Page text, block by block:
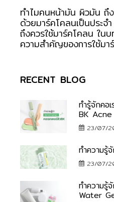
ทำไมคนหน้ามัน ผิวมัน ถึ
ด้วยมาร์คโคลนเป็นประ
ถึงควรใช้มาร์คโคลน ใน
ความสำคัญของการใช้มา
RECENT BLOG
ทำรู้จักคอ
BK Acne
23/
ทำความรู้
23/
ทำความ
Water